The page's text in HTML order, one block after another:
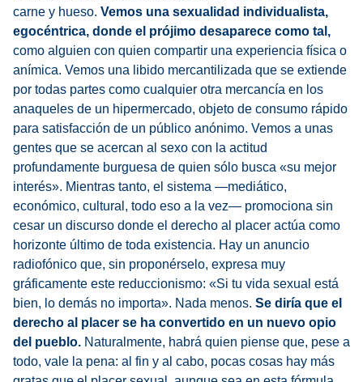
carne y hueso. Vemos una sexualidad individualista,
egocéntrica, donde el prójimo desaparece como tal,
como alguien con quien compartir una experiencia física o
anímica. Vemos una libido mercantilizada que se extiende
por todas partes como cualquier otra mercancía en los
anaqueles de un hipermercado, objeto de consumo rápido
para satisfacción de un público anónimo. Vemos a unas
gentes que se acercan al sexo con la actitud
profundamente burguesa de quien sólo busca «su mejor
interés». Mientras tanto, el sistema —mediático,
económico, cultural, todo eso a la vez— promociona sin
cesar un discurso donde el derecho al placer actúa como
horizonte último de toda existencia. Hay un anuncio
radiofónico que, sin proponérselo, expresa muy
gráficamente este reduccionismo: «Si tu vida sexual está
bien, lo demás no importa». Nada menos. Se diría que el
derecho al placer se ha convertido en un nuevo opio
del pueblo. Naturalmente, habrá quien piense que, pese a
todo, vale la pena: al fin y al cabo, pocas cosas hay más